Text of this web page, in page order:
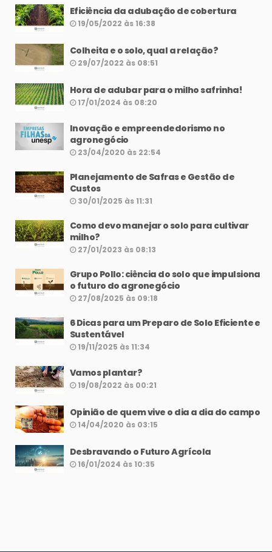
Eficiência da adubação de cobertura
19/05/2022 às 16:38
Colheita e o solo, qual a relação?
29/07/2022 às 08:51
Hora de adubar para o milho safrinha!
17/01/2024 às 08:20
Inovação e empreendedorismo no
agronegócio
23/04/2020 às 22:54
Planejamento de Safras e Gestão de
Custos
30/01/2025 às 11:31
Como devo manejar o solo para cultivar
milho?
27/01/2023 às 08:13
Grupo Pollo: ciência do solo que impulsiona
o futuro do agronegócio
27/08/2025 às 09:18
6 Dicas para um Preparo de Solo Eficiente e
Sustentável
19/11/2025 às 11:34
Vamos plantar?
19/08/2022 às 00:21
Opinião de quem vive o dia a dia do campo
14/04/2020 às 03:15
Desbravando o Futuro Agrícola
16/01/2024 às 10:35